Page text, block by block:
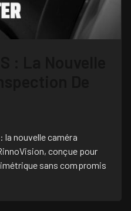
la nouvelle caméra
conçue pour
sans compromis